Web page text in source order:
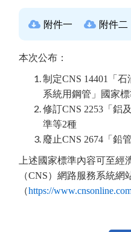
附件一 附件二
本次公布：
制定CNS 14401「
系統用鋼管」國家
修訂CNS 2253「鋁
準等2種
廢止CNS 2674「鉛
上述國家標準內容可至
（CNS）網路服務系統網
（https://